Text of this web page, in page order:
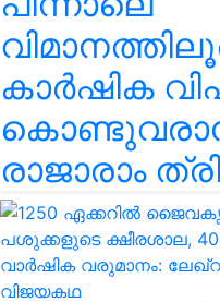
കാർഷിക
രാജാരാം